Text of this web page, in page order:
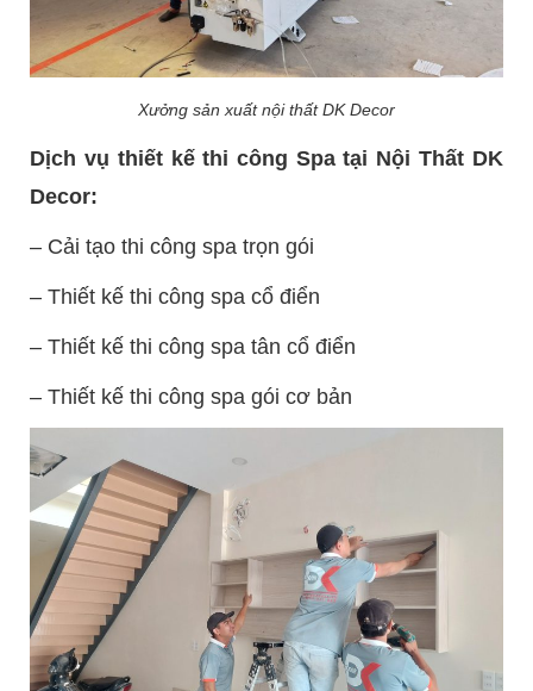
Xưởng sản xuất nội thất DK Decor
Dịch vụ thiết kế thi công Spa tại Nội Thất DK
Decor:
– Cải tạo thi công spa trọn gói
– Thiết kế thi công spa cổ điển
– Thiết kế thi công spa tân cổ điển
– Thiết kế thi công spa gói cơ bản